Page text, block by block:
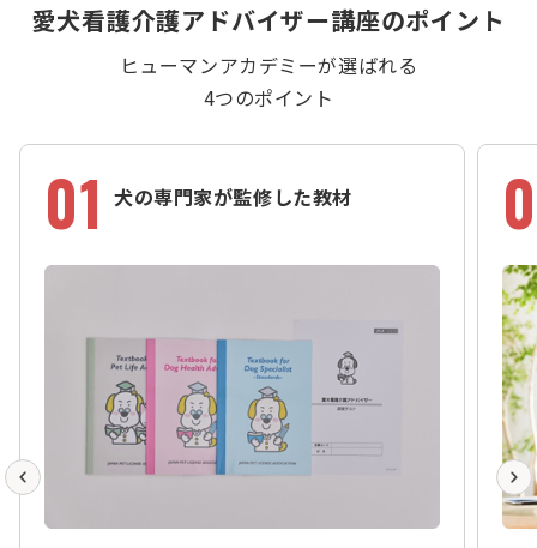
愛犬看護介護アドバイザー講座のポイント
ヒューマンアカデミーが選ばれる
4つのポイント
01 犬の専門家が監修した教材